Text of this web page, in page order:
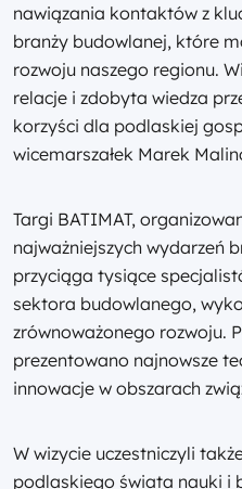
nawiązania kontaktów z
branży budowlanej, które
rozwoju naszego regionu.
relacje i zdobyta wiedza
korzyści dla podlaskiej
wicemarszałek Marek
Targi BATIMAT,
najważniejszych wydarzeń
przyciąga tysiące
sektora budowlanego,
zrównoważonego rozwoju.
prezentowano najnowsze
innowacje w obszarach
W wizycie uczestniczyli
podlaskiego świata nauki i